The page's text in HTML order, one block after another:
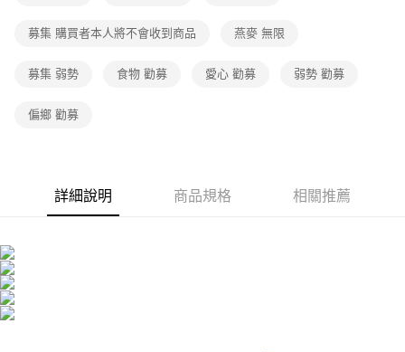
募集 購買者本人將不會收到商品 燕麥 無限
募集 弱勢 食物 勸募 愛心 勸募 弱勢 勸募
偏鄉 勸募
詳細說明 商品規格 相關推薦